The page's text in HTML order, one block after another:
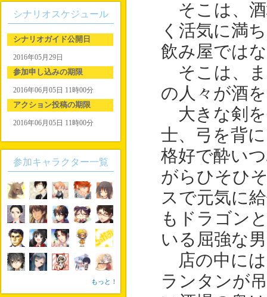
そこは、酒
く活気に満
飲み屋では
そこは、ま
の人々が酒
大きな剣を
士、弓を背
格好で酔い
がらひそひ
スで元気に
もドラゴン
いる屈強な
店の中には
ランタンが
シナリオスケジュール
シナリオガイド公開日
2016年05月29日
参加申し込みの期限
2016年06月05日 11時00分
アクション投稿の期限
2016年06月05日 11時00分
参加キャラクター一覧
もっと！